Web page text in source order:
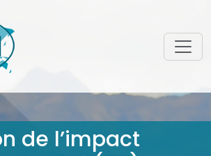
de l’impact